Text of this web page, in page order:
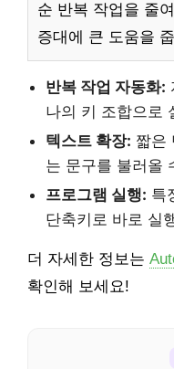
순 반복 작업을 줄
증대에 큰 도움을
반복 작업 자동화:
나의 키 조합으로
텍스트 확장: 짧은
는 문구를 불러올
프로그램 실행: 특
단축키로 바로 실
더 자세한 정보는
확인해 보세요!